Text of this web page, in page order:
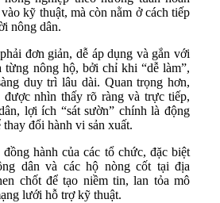
kỹ thuật, mà còn nằm ở cách tiếp
nông dân.
đơn giản, dễ áp dụng và gắn với
từng nông hộ, bởi chỉ khi “dễ làm”,
duy trì lâu dài. Quan trọng hơn,
được nhìn thấy rõ ràng và trực tiếp,
lợi ích “sát sườn” chính là động
đổi hành vi sản xuất.
hành của các tổ chức, đặc biệt
dân và các hộ nòng cốt tại địa
chốt để tạo niềm tin, lan tỏa mô
lưới hỗ trợ kỹ thuật.